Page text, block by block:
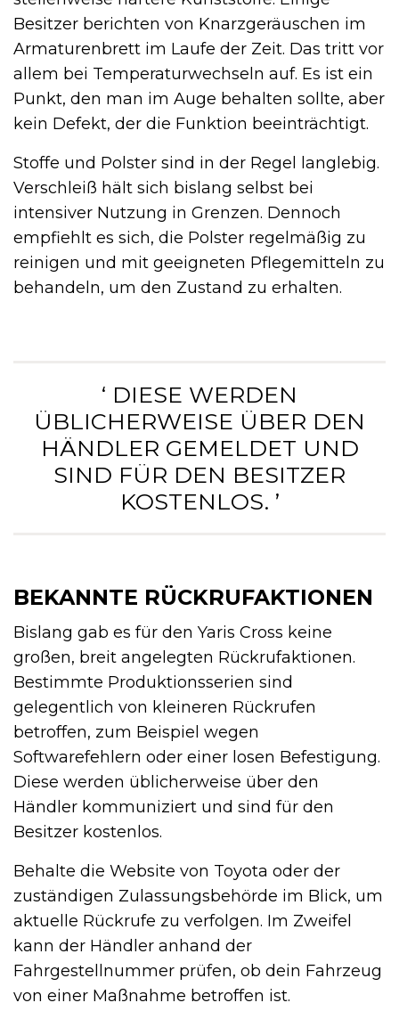
Besitzer berichten von Knarzgeräuschen im
Armaturenbrett im Laufe der Zeit. Das tritt vor
allem bei Temperaturwechseln auf. Es ist ein
Punkt, den man im Auge behalten sollte, aber
kein Defekt, der die Funktion beeinträchtigt.
Stoffe und Polster sind in der Regel langlebig.
Verschleiß hält sich bislang selbst bei
intensiver Nutzung in Grenzen. Dennoch
empfiehlt es sich, die Polster regelmäßig zu
reinigen und mit geeigneten Pflegemitteln zu
behandeln, um den Zustand zu erhalten.
‘ DIESE WERDEN
ÜBLICHERWEISE ÜBER DEN
HÄNDLER GEMELDET UND
SIND FÜR DEN BESITZER
KOSTENLOS. ’
BEKANNTE RÜCKRUFAKTIONEN
Bislang gab es für den Yaris Cross keine
großen, breit angelegten Rückrufaktionen.
Bestimmte Produktionsserien sind
gelegentlich von kleineren Rückrufen
betroffen, zum Beispiel wegen
Softwarefehlern oder einer losen Befestigung.
Diese werden üblicherweise über den
Händler kommuniziert und sind für den
Besitzer kostenlos.
Behalte die Website von Toyota oder der
zuständigen Zulassungsbehörde im Blick, um
aktuelle Rückrufe zu verfolgen. Im Zweifel
kann der Händler anhand der
Fahrgestellnummer prüfen, ob dein Fahrzeug
von einer Maßnahme betroffen ist.